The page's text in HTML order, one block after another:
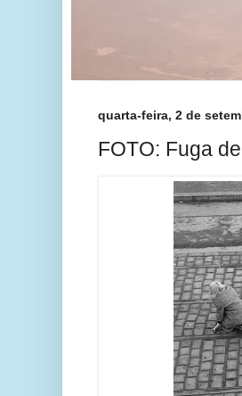
quarta-feira, 2 de
FOTO: Fuga